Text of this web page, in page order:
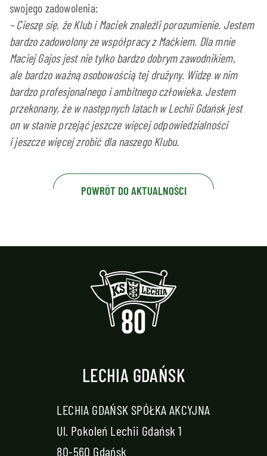
swojego zadowolenia:
– Cieszę się, że Klub i Maciek znaleźli porozumienie. Jestem
bardzo zadowolony ze współpracy z Maćkiem. Dla mnie
Maciej Gajos jest nie tylko bardzo dobrym zawodnikiem,
ale bardzo ważną osobowością tej drużyny. Widzę w nim
bardzo profesjonalnego i ambitnego człowieka. Jestem
przekonany, że w następnych latach w Lechii Gdańsk jest
on w stanie przejąć jeszcze więcej odpowiedzialności
i jeszcze więcej zrobić dla naszego Klubu.
POWRÓT DO AKTUALNOŚCI
LECHIA GDAŃSK
LECHIA GDAŃSK SPÓŁKA AKCYJNA
Ul. Pokoleń Lechii Gdańsk 1
80-560 Gdańsk